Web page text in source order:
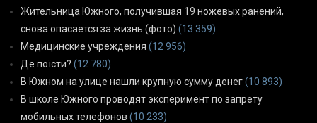
Жительница Южного, получившая 19 ножевых ранений,
снова опасается за жизнь (фото) (13 359)
Медицинские учреждения (12 956)
Де поїсти? (12 780)
В Южном на улице нашли крупную сумму денег(10 893)
В школе Южного проводят эксперимент по запрету
мобильных телефонов (10 233)